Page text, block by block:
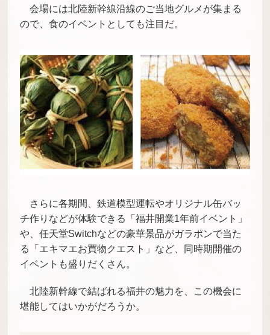
会場には北陸新幹線沿線のご当地グルメが集まる
ので、食のイベントとしても注目だ。
さらに各期間、鉄道模型運転やオリジナル缶バッ
チ作りなどが体験できる「福井開業1年前イベント」
や、任天堂Switchなどの豪華景品がガラポンで当た
る「エキマエお買物クエスト」など、同時期開催の
イベントも盛りだくさん。
北陸新幹線で結ばれる福井の魅力を、この機会に
堪能してはいかがだろうか。